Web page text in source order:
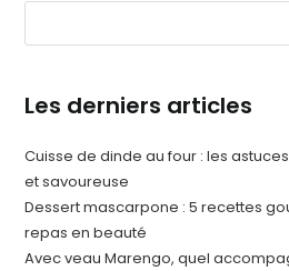
Les derniers articles
Cuisse de dinde au four : les
et savoureuse
Dessert mascarpone : 5 recettes
repas en beauté
Avec veau Marengo, quel